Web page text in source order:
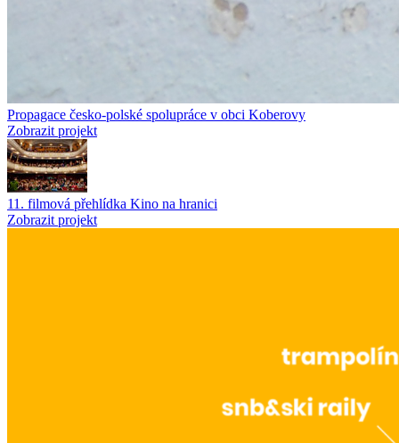
Propagace česko-polské spolupráce v obci Koberovy
Zobrazit projekt
11. filmová přehlídka Kino na hranici
Zobrazit projekt